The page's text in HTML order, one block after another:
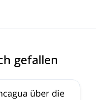
gefallen4.6
über die